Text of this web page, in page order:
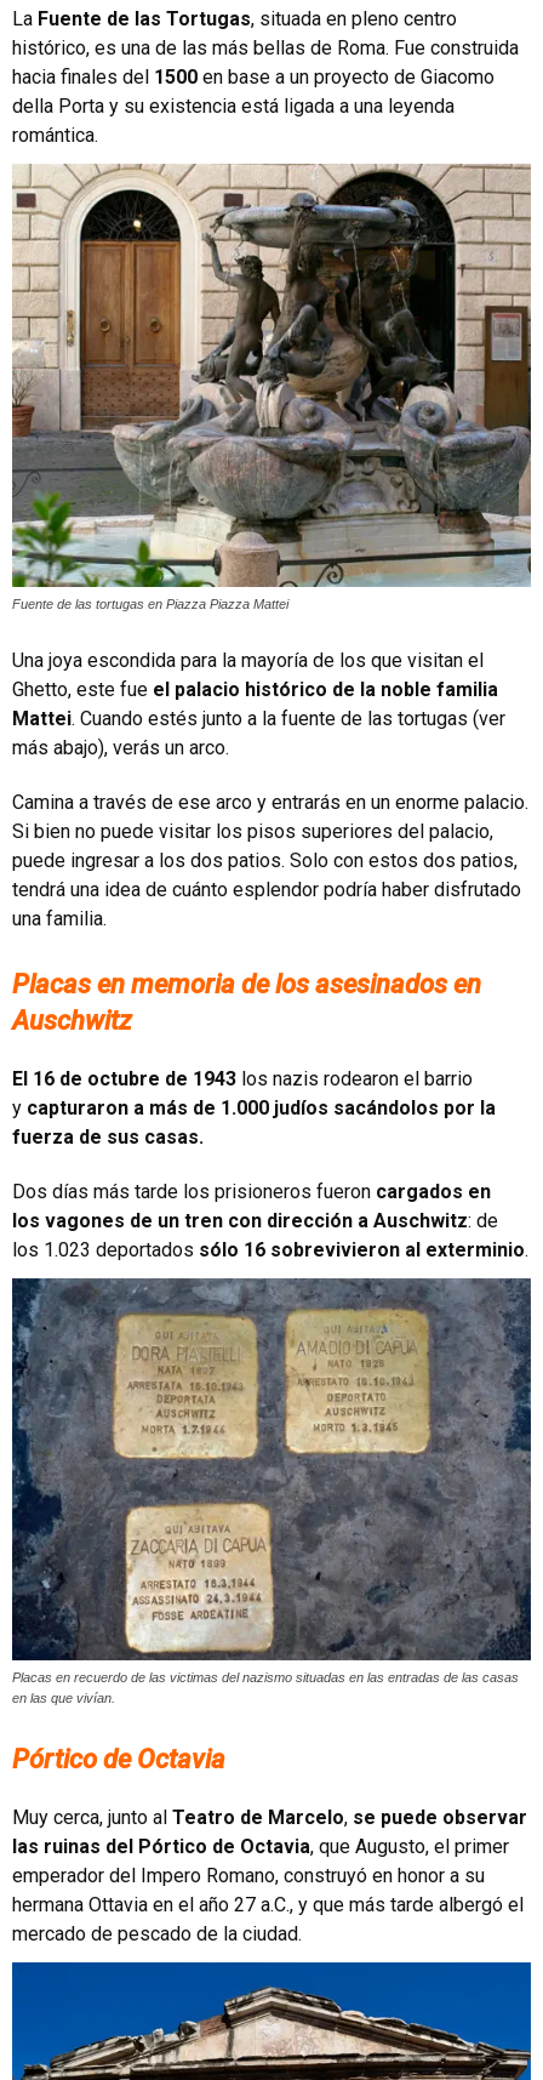
La Fuente de las Tortugas, situada en pleno centro
histórico, es una de las más bellas de Roma. Fue construida
hacia finales del 1500 en base a un proyecto de Giacomo
della Porta y su existencia está ligada a una leyenda
romántica.
Fuente de las tortugas en Piazza Piazza Mattei
Una joya escondida para la mayoría de los que visitan el
Ghetto, este fue el palacio histórico de la noble familia
Mattei. Cuando estés junto a la fuente de las tortugas (ver
más abajo), verás un arco.
Camina a través de ese arco y entrarás en un enorme palacio.
Si bien no puede visitar los pisos superiores del palacio,
puede ingresar a los dos patios. Solo con estos dos patios,
tendrá una idea de cuánto esplendor podría haber disfrutado
una familia.
Placas en memoria de los asesinados en
Auschwitz
El 16 de octubre de 1943 los nazis rodearon el barrio
y capturaron a más de 1.000 judíos sacándolos por la
fuerza de sus casas.
Dos días más tarde los prisioneros fueron cargados en
los vagones de un tren con dirección a Auschwitz: de
los 1.023 deportados sólo 16 sobrevivieron al exterminio.
Placas en recuerdo de las victimas del nazismo situadas en las entradas de las casas
en las que vivían.
Pórtico de Octavia
Muy cerca, junto al Teatro de Marcelo, se puede observar
las ruinas del Pórtico de Octavia, que Augusto, el primer
emperador del Impero Romano, construyó en honor a su
hermana Ottavia en el año 27 a.C., y que más tarde albergó el
mercado de pescado de la ciudad.